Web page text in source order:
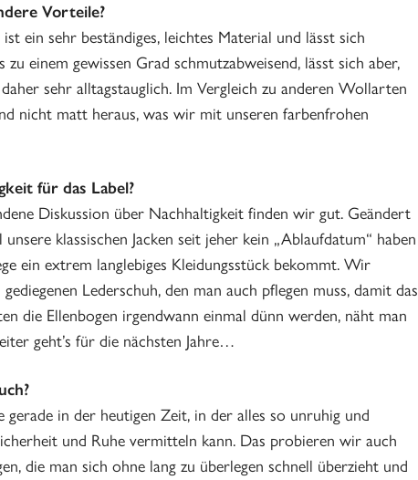
Vorteile?
ein sehr beständiges, leichtes Material und lässt sich
einem gewissen Grad schmutzabweisend, lässt sich aber,
sehr alltagstauglich. Im Vergleich zu anderen Wollarten
nicht matt heraus, was wir mit unseren farbenfrohen
für das Label?
Diskussion über Nachhaltigkeit finden wir gut. Geändert
klassischen Jacken seit jeher kein „Ablaufdatum“ haben
ein extrem langlebiges Kleidungsstück bekommt. Wir
Lederschuh, den man auch pflegen muss, damit das
die Ellenbogen irgendwann einmal dünn werden, näht man
geht’s für die nächsten Jahre…
in der heutigen Zeit, in der alles so unruhig und
und Ruhe vermitteln kann. Das probieren wir auch
die man sich ohne lang zu überlegen schnell überzieht und